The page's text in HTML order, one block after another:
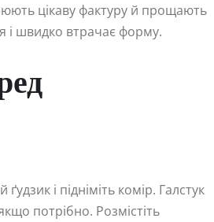
цікаву фактуру й прощають
і швидко втрачає форму.
і підніміть комір. Галстук
потрібно. Розмістіть